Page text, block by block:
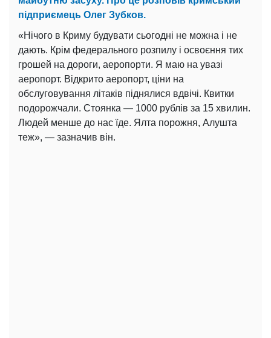
підприємець Олег Зубков.
«Нічого в Криму будувати сьогодні не можна і не
дають. Крім федерального розпилу і освоєння тих
грошей на дороги, аеропорти. Я маю на увазі
аеропорт. Відкрито аеропорт, ціни на
обслуговування літаків піднялися вдвічі. Квитки
подорожчали. Стоянка — 1000 рублів за 15 хвилин.
Людей менше до нас їде. Ялта порожня, Алушта
теж», — зазначив він.